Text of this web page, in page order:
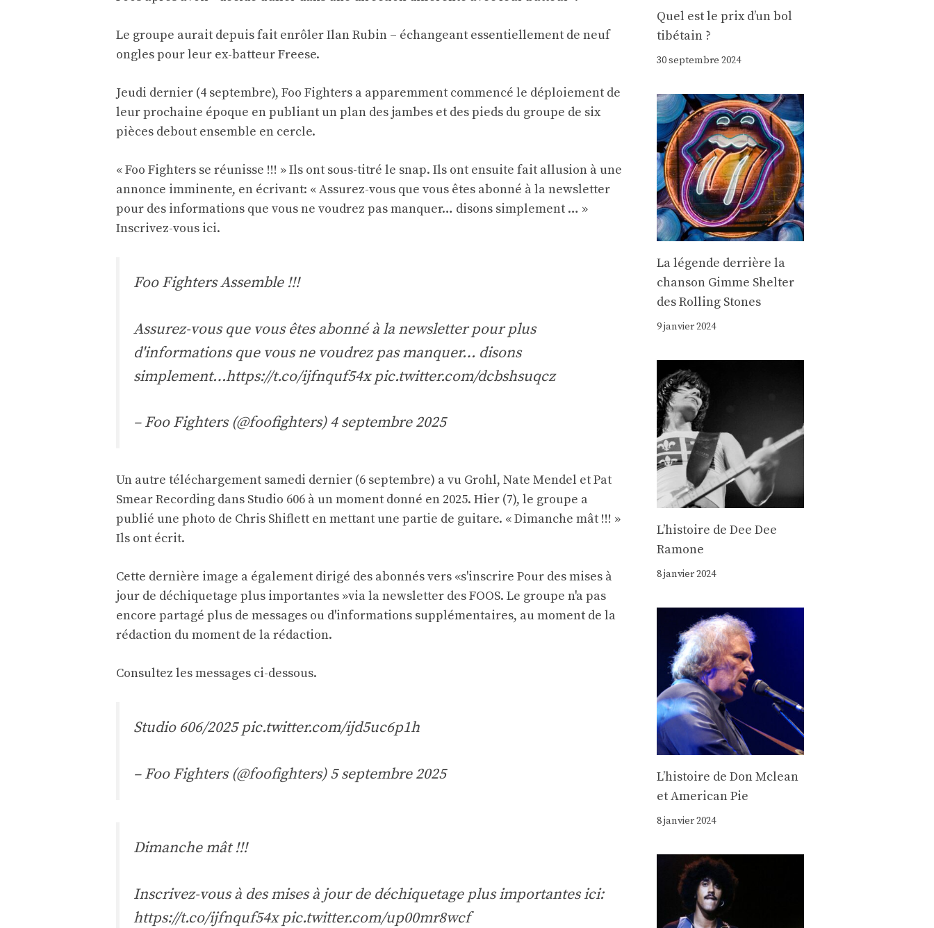
Le groupe aurait depuis fait enrôler Ilan Rubin – échangeant essentiellement de neuf
ongles pour leur ex-batteur Freese.
Jeudi dernier (4 septembre), Foo Fighters a apparemment commencé le déploiement de
leur prochaine époque en publiant un plan des jambes et des pieds du groupe de six
pièces debout ensemble en cercle.
« Foo Fighters se réunisse !!! » Ils ont sous-titré le snap. Ils ont ensuite fait allusion à une
annonce imminente, en écrivant: « Assurez-vous que vous êtes abonné à la newsletter
pour des informations que vous ne voudrez pas manquer… disons simplement … »
Inscrivez-vous ici.
Foo Fighters Assemble !!!
Assurez-vous que vous êtes abonné à la newsletter pour plus
d'informations que vous ne voudrez pas manquer… disons
simplement…https://t.co/ijfnquf54x pic.twitter.com/dcbshsuqcz
– Foo Fighters (@foofighters)4 septembre 2025
Un autre téléchargement samedi dernier (6 septembre) a vu Grohl, Nate Mendel et Pat
Smear Recording dans Studio 606 à un moment donné en 2025. Hier (7), le groupe a
publié une photo de Chris Shiflett en mettant une partie de guitare. « Dimanche mât !!! »
Ils ont écrit.
Cette dernière image a également dirigé des abonnés vers «s'inscrire Pour des mises à
jour de déchiquetage plus importantes »via la newsletter des FOOS. Le groupe n'a pas
encore partagé plus de messages ou d'informations supplémentaires, au moment de la
rédaction du moment de la rédaction.
Consultez les messages ci-dessous.
Studio 606/2025pic.twitter.com/ijd5uc6p1h
– Foo Fighters (@foofighters)5 septembre 2025
Dimanche mât !!!
Inscrivez-vous à des mises à jour de déchiquetage plus importantes ici:
https://t.co/ijfnquf54x pic.twitter.com/up00mr8wcf
Quel est le prix d’un bol
tibétain ?
30 septembre 2024
La légende derrière la
chanson Gimme Shelter
des Rolling Stones
9 janvier 2024
Lʼhistoire de Dee Dee
Ramone
8 janvier 2024
Lʼhistoire de Don Mclean
et American Pie
8 janvier 2024